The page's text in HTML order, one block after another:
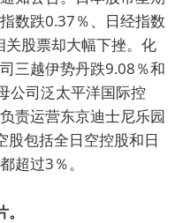
数跌0.37％、日经指数
股票却大幅下挫。化
三越伊势丹跌9.08％和
公司泛太平洋国际控
责运营东京迪士尼乐园
股包括全日空控股和日
超过3％。